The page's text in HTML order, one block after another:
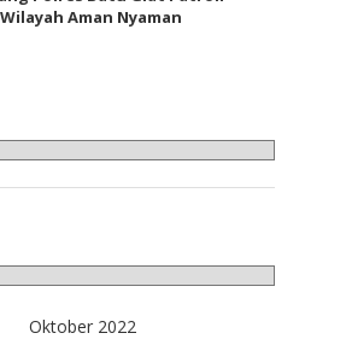
Aman Nyaman
Oktober 2022